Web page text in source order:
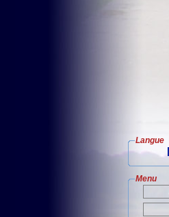
Langue
Menu